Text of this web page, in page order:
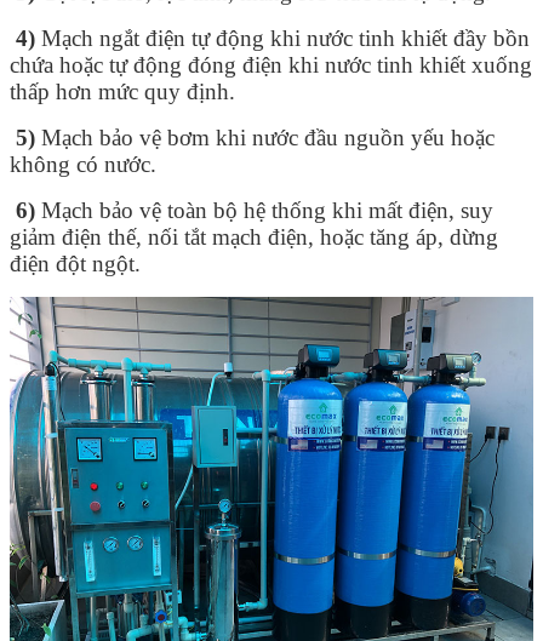
4) Mạch ngắt điện tự động khi nước tinh khiết đầy bồn
chứa hoặc tự động đóng điện khi nước tinh khiết xuống
thấp hơn mức quy định.
5) Mạch bảo vệ bơm khi nước đầu nguồn yếu hoặc
không có nước.
6) Mạch bảo vệ toàn bộ hệ thống khi mất điện, suy
giảm điện thế, nối tắt mạch điện, hoặc tăng áp, dừng
điện đột ngột.